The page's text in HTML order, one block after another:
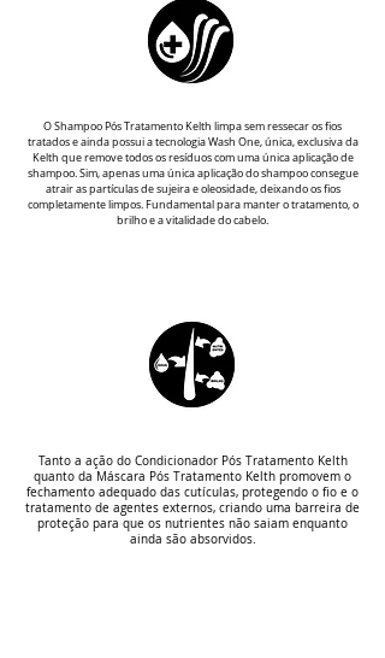
O Shampoo Pós Tratamento Kelth limpa sem ressecar os fios
tratados e ainda possui a tecnologia Wash One, única, exclusiva da
Kelth que remove todos os resíduos com uma única aplicação de
shampoo. Sim, apenas uma única aplicação do shampoo consegue
atrair as partículas de sujeira e oleosidade, deixando os fios
completamente limpos. Fundamental para manter o tratamento, o
brilho e a vitalidade do cabelo.
Tanto a ação do Condicionador Pós Tratamento Kelth
quanto da Máscara Pós Tratamento Kelth promovem o
fechamento adequado das cutículas, protegendo o fio e o
tratamento de agentes externos, criando uma barreira de
proteção para que os nutrientes não saiam enquanto
ainda são absorvidos.